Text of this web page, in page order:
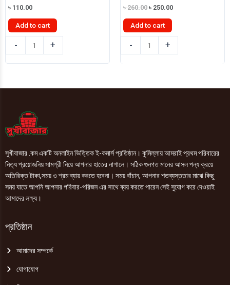
৳ 110.00
Add to cart
-
হলুদ
গুড়া
quantity
+
৳260.00 Original
was:
৳ 260.00.
৳ 250.00Current
Add to cart
-
হলুদ
গুড়া
quantity
+
সুখীবাজার .কম একটি অনলাইন ভিত্তিক ই-কমার্স প্রতিষ্ঠান। কুমিল্লায় আমরাই প্রথম পরিবারের
নিত্য প্রয়োজনিয় সামগ্রী নিয়ে আপনার হাতের নাগালে। সঠিক গুনগত মানের আসল পন্য ক্রয়ে
অতিরিক্ত টাকা,সময় ও শ্রম ব্যায় করতে হবেনা। সময় বাঁচান, আপনার শতব্যস্ততার মাঝে কিছু
সময় যাতে আপনি আপনার পরিবার-পরিজন এর সাথে ব্যয় করতে পারেন সেই সুযোগ করে দেওয়াই
আমাদের লক্ষ্য।
প্রতিষ্ঠান
আমাদের সম্পর্কে
যোগাযোগ